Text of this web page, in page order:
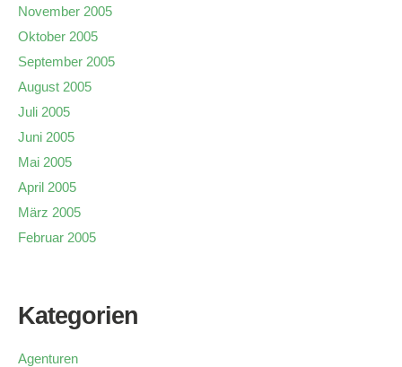
November 2005
Oktober 2005
September 2005
August 2005
Juli 2005
Juni 2005
Mai 2005
April 2005
März 2005
Februar 2005
Kategorien
Agenturen